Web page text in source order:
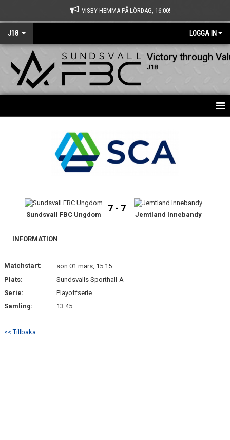
VISBY HEMMA PÅ LÖRDAG, 16:00!
J18 LOGGA IN
Victory through
J18
TRUPPEN
BILDGALLERI
KONTAKT
BETALNINGSINFO
Sundsvall FBC Ungdom
7 - 7
Jemtland Innebandy
INFORMATION
Matchstart:
sön 01 mars, 15:15
Plats:
Sundsvalls Sporthall-A
Serie:
Playoffserie
Samling:
13:45
<< Tillbaka